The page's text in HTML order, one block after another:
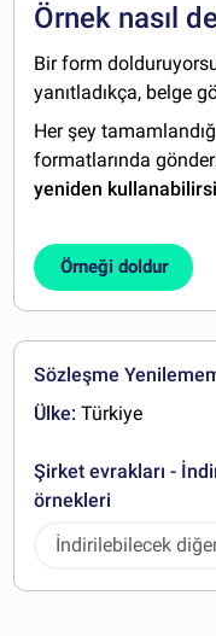
Örnek nasıl
Bir form
yanıtladıkça, belge
Her şey
formatlarında
yeniden
Örneği doldur
Sözleşme
Ülke: Türkiye
Şirket evrakları -
örnekleri
İndirilebilecek